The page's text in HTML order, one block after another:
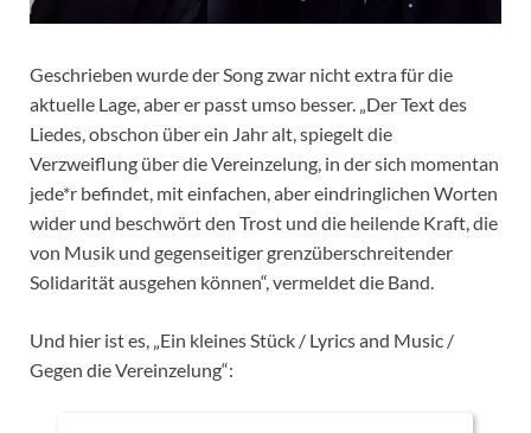
Geschrieben wurde der Song zwar nicht extra für die
aktuelle Lage, aber er passt umso besser. „Der Text des
Liedes, obschon über ein Jahr alt, spiegelt die
Verzweiflung über die Vereinzelung, in der sich momentan
jede*r befindet, mit einfachen, aber eindringlichen Worten
wider und beschwört den Trost und die heilende Kraft, die
von Musik und gegenseitiger grenzüberschreitender
Solidarität ausgehen können“, vermeldet die Band.
Und hier ist es, „Ein kleines Stück / Lyrics and Music /
Gegen die Vereinzelung“: